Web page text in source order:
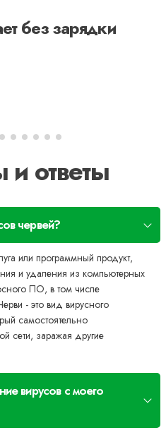
без зарядки
ответы
червей?
или программный продукт,
и удаления из компьютерных
ПО, в том числе
- это вид вирусного
самостоятельно
сети, заражая другие
вирусов с моего